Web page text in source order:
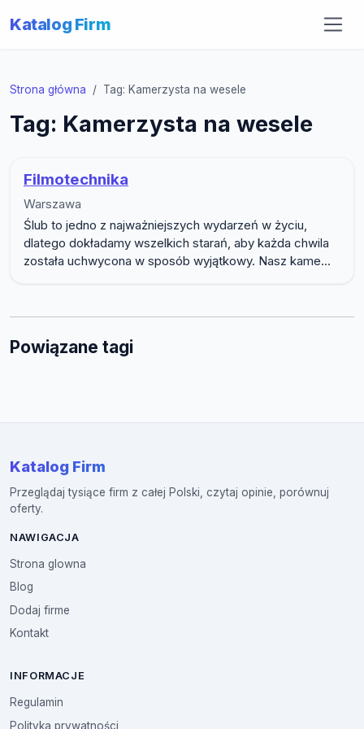
Katalog Firm
Strona główna Tag: Kamerzysta na wesele
Tag: Kamerzysta na wesele
Filmotechnika
Warszawa
Ślub to jedno z najważniejszych wydarzeń w życiu,
dlatego dokładamy wszelkich starań, aby każda chwila
została uchwycona w sposób wyjątkowy. Nasz kame...
Powiązane tagi
Katalog Firm
Przeglądaj tysiące firm z całej Polski, czytaj opinie, porównuj
oferty.
NAWIGACJA
Strona glowna
Blog
Dodaj firme
Kontakt
INFORMACJE
Regulamin
Polityka prywatności